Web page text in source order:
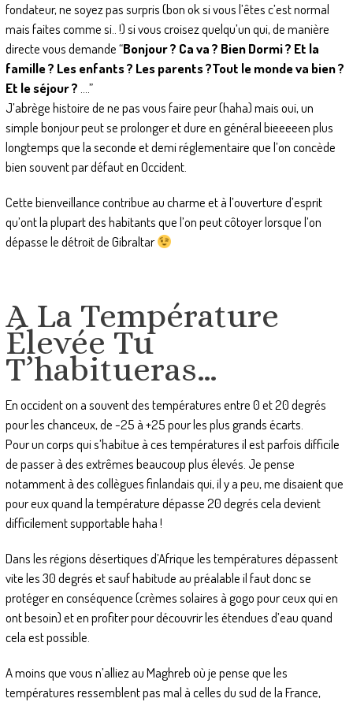
fondateur, ne soyez pas surpris (bon ok si vous l’êtes c’est normal
mais faites comme si.. !) si vous croisez quelqu’un qui, de manière
directe vous demande “Bonjour ? Ca va ? Bien Dormi ? Et la
famille ? Les enfants ? Les parents ?Tout le monde va bien ?
Et le séjour ? ….”
J’abrège histoire de ne pas vous faire peur (haha) mais oui, un
simple bonjour peut se prolonger et dure en général bieeeeen plus
longtemps que la seconde et demi réglementaire que l’on concède
bien souvent par défaut en Occident.
Cette bienveillance contribue au charme et à l’ouverture d’esprit
qu’ont la plupart des habitants que l’on peut côtoyer lorsque l’on
dépasse le détroit de Gibraltar
A La Température
Élevée Tu
T’habitueras…
En occident on a souvent des températures entre 0 et 20 degrés
pour les chanceux, de -25 à +25 pour les plus grands écarts.
Pour un corps qui s’habitue à ces températures il est parfois difficile
de passer à des extrêmes beaucoup plus élevés. Je pense
notamment à des collègues finlandais qui, il y a peu, me disaient que
pour eux quand la température dépasse 20 degrés cela devient
difficilement supportable haha !
Dans les régions désertiques d’Afrique les températures dépassent
vite les 30 degrés et sauf habitude au préalable il faut donc se
protéger en conséquence (crèmes solaires à gogo pour ceux qui en
ont besoin) et en profiter pour découvrir les étendues d’eau quand
cela est possible.
A moins que vous n’alliez au Maghreb où je pense que les
températures ressemblent pas mal à celles du sud de la France,